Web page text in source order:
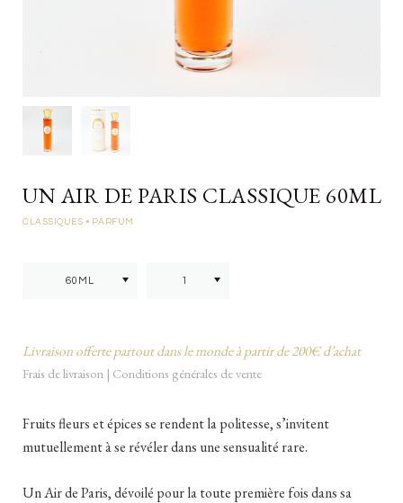
UN AIR DE PARIS CLASSIQUE 60ML
CLASSIQUES • PARFUM
Livraison offerte partout dans le monde à partir de 200€ d’achat
Frais de livraison | Conditions générales de vente
Fruits fleurs et épices se rendent la politesse, s’invitent
mutuellement à se révéler dans une sensualité rare.
Un Air de Paris, dévoilé pour la toute première fois dans sa